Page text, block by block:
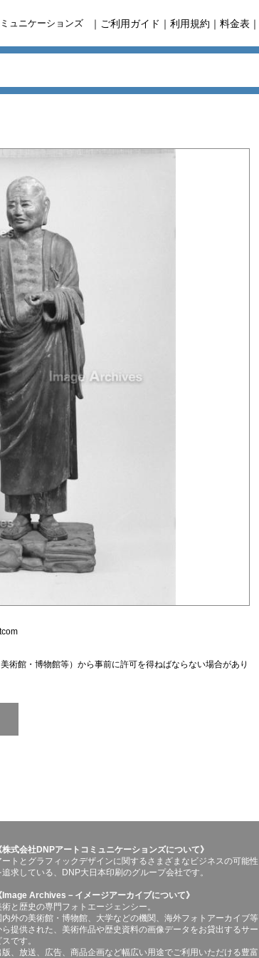
ュニケーションズ ｜ ご利用ガイド ｜ 利用規約 ｜ 料金表 ｜
術館・博物館等）から事前に許可を得ねばならない場合があり
株式会社DNPアートコミュニケーションズについて》
ートとグラフィックデザインに関するさまざまなビジネスの可能性
追求している、DNP大日本印刷のグループ会社です。
Image Archives－イメージアーカイブについて》
術と歴史の専門フォトエージェンシー。
内外の美術館・博物館、大学などの機関、海外フォトアーカイブ等
ら提供された、美術作品や歴史資料の画像データをお貸出するサー
スです。
版、放送、広告、商品企画など幅広い用途でご利用いただける豊富